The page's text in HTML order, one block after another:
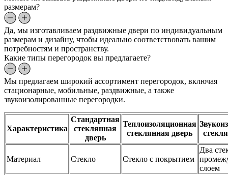
размерам?
Да, мы изготавливаем раздвижные двери по индивидуальным
размерам и дизайну, чтобы идеально соответствовать вашим
потребностям и пространству.
Какие типы перегородок вы предлагаете?
Мы предлагаем широкий ассортимент перегородок, включая
стационарные, мобильные, раздвижные, а также
звукоизолированные перегородки.
Характеристика
Стандартная
стеклянная
дверь
Теплоизоляционная
стеклянная дверь
Материал Стекло Стекло с покрытием
Два
слоем